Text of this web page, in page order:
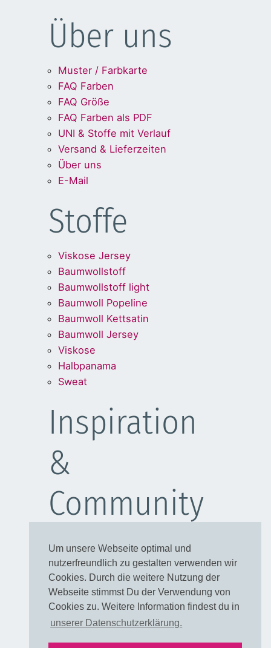
Um unsere Webseite optimal und
nutzerfreundlich zu gestalten verwenden wir
Cookies. Durch die weitere Nutzung der
Webseite stimmst Du der Verwendung von
Cookies zu. Weitere Information findest du in
unserer Datenschutzerklärung.
Über uns
Muster / Farbkarte
FAQ Farben
FAQ Größe
FAQ Farben als PDF
UNI & Stoffe mit Verlauf
Versand & Lieferzeiten
Über uns
E-Mail
Stoffe
Viskose Jersey
Baumwollstoff
Baumwollstoff light
Baumwoll Popeline
Baumwoll Kettsatin
Baumwoll Jersey
Viskose
Halbpanama
Sweat
Inspiration
&
Community
Kleider
Blusen
Taschen
Rechtliches